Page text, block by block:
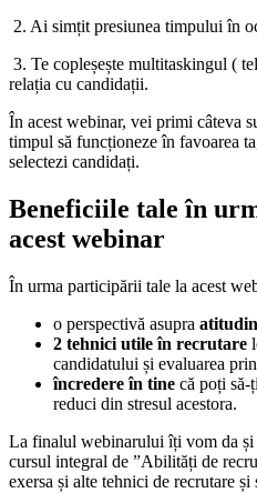
2. Ai simțit presiunea timpului în
3. Te copleșește multitaskingul (
relația cu candidații.
În acest webinar, vei primi câteva
timpul să funcționeze în favoarea
selectezi candidați.
Beneficiile tale în
acest webinar
În urma participării tale la acest
o perspectivă asupra
2 tehnici utile în recrutare
candidatului și evaluarea
încredere în tine că poți să-
reduci din stresul acestora.
La finalul webinarului îți vom da și
cursul integral de ”Abilități de
exersa și alte tehnici de recrutare și